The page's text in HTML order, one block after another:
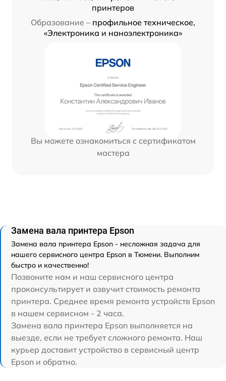
принтеров
Образование – профильное техническое,
«Электроника и наноэлектроника»
Вы можете ознакомиться с сертификатом
мастера
Замена вала принтера Epson
Замена вала принтера Epson - несложная задача для
нашего сервисного центра Epson в Тюмени. Выполним
быстро и качественно!
Позвоните нам и наш сервисного центра
проконсультирует и озвучит стоимость ремонта
принтера. Среднее время ремонта устройств Epson
в нашем сервисном - 2 часа.
Замена вала принтера Epson выполняется на
выезде, если не требует сложного ремонта. Наш
курьер доставит устройство в сервисный центр
Epson и обратно.